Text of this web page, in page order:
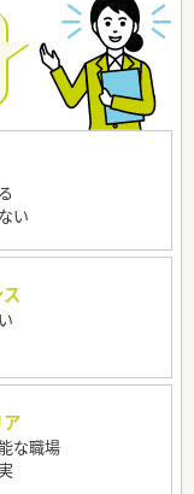
い
な職場